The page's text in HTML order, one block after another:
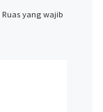
Ruas yang wajib